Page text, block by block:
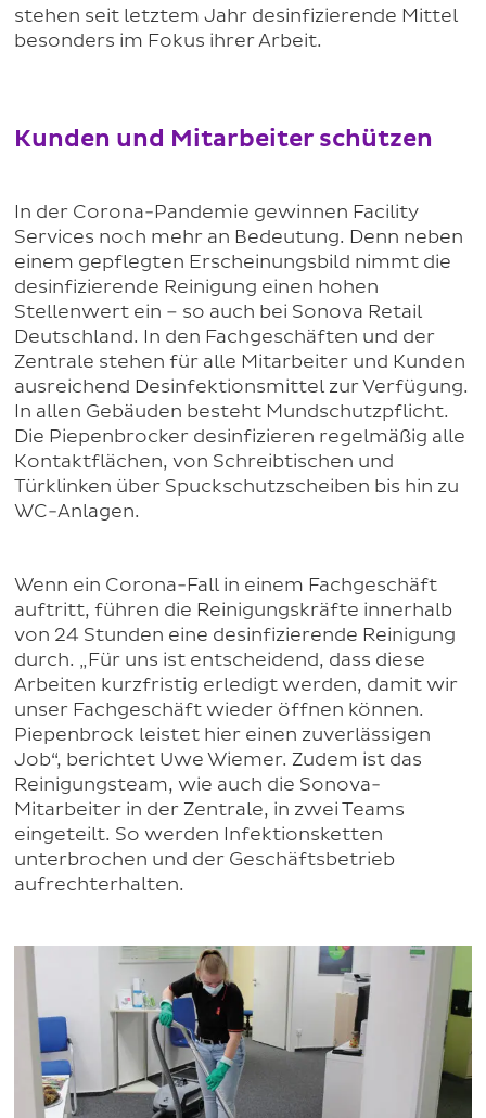
stehen seit letztem Jahr desinfizierende Mittel
besonders im Fokus ihrer Arbeit.
Kunden und Mitarbeiter schützen
In der Corona-Pandemie gewinnen Facility
Services noch mehr an Bedeutung. Denn neben
einem gepflegten Erscheinungsbild nimmt die
desinfizierende Reinigung einen hohen
Stellenwert ein – so auch bei Sonova Retail
Deutschland. In den Fachgeschäften und der
Zentrale stehen für alle Mitarbeiter und Kunden
ausreichend Desinfektionsmittel zur Verfügung.
In allen Gebäuden besteht Mundschutzpflicht.
Die Piepenbrocker desinfizieren regelmäßig alle
Kontaktflächen, von Schreibtischen und
Türklinken über Spuckschutzscheiben bis hin zu
WC-Anlagen.
Wenn ein Corona-Fall in einem Fachgeschäft
auftritt, führen die Reinigungskräfte innerhalb
von 24 Stunden eine desinfizierende Reinigung
durch. „Für uns ist entscheidend, dass diese
Arbeiten kurzfristig erledigt werden, damit wir
unser Fachgeschäft wieder öffnen können.
Piepenbrock leistet hier einen zuverlässigen
Job“, berichtet Uwe Wiemer. Zudem ist das
Reinigungsteam, wie auch die Sonova-
Mitarbeiter in der Zentrale, in zwei Teams
eingeteilt. So werden Infektionsketten
unterbrochen und der Geschäftsbetrieb
aufrechterhalten.